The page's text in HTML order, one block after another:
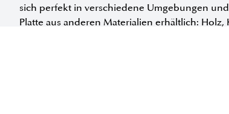
sich perfekt in verschiedene Umgebungen
Platte aus anderen Materialien erhältlich: